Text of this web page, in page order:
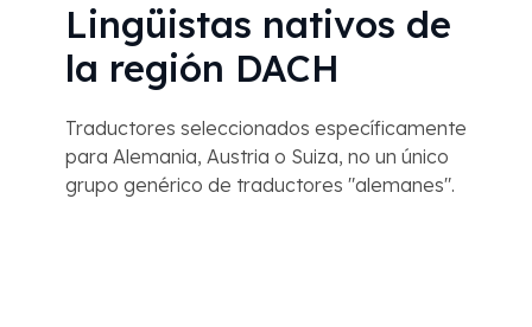
Lingüistas nativos de
la región DACH
Traductores seleccionados específicamente
para Alemania, Austria o Suiza, no un único
grupo genérico de traductores "alemanes".